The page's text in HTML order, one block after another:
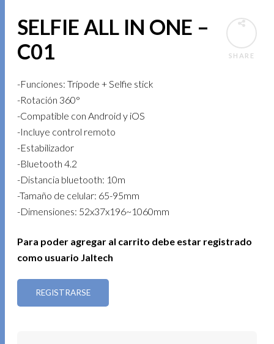
SHARE
SELFIE ALL IN ONE –
C01
-Funciones: Trípode + Selfie stick
-Rotación 360°
-Compatible con Android y iOS
-Incluye control remoto
-Estabilizador
-Bluetooth 4.2
-Distancia bluetooth: 10m
-Tamaño de celular: 65-95mm
-Dimensiones: 52x37x196~1060mm
Para poder agregar al carrito debe estar registrado
como usuario Jaltech
REGISTRARSE